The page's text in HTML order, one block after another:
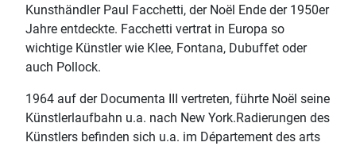
Kunsthändler Paul Facchetti, der Noël Ende der 1950er
Jahre entdeckte. Facchetti vertrat in Europa so
wichtige Künstler wie Klee, Fontana, Dubuffet oder
auch Pollock.
1964 auf der Documenta III vertreten, führte Noël seine
Künstlerlaufbahn u.a. nach New York.Radierungen des
Künstlers befinden sich u.a. im Département des arts